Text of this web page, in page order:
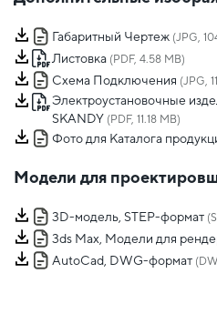
Габаритный Чертеж (JPG,
Листовка (PDF, 4.58 MB)
Схема Подключения (JPG,
Электроустановочные
SKANDY (PDF, 11.18 MB)
Фото для Каталога
Модели для
3D-модель, STEP-формат
3ds Max, Модели для
AutoCad, DWG-формат